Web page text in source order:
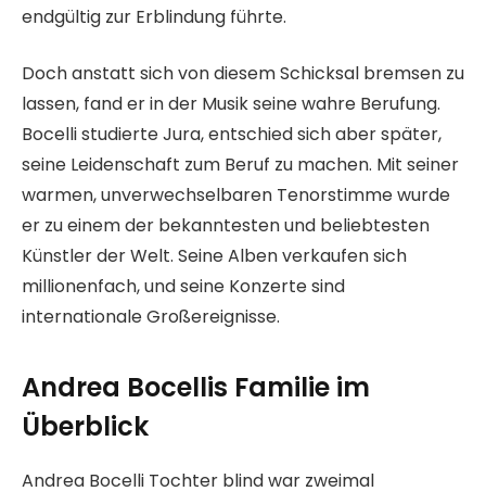
endgültig zur Erblindung führte.
Doch anstatt sich von diesem Schicksal bremsen zu
lassen, fand er in der Musik seine wahre Berufung.
Bocelli studierte Jura, entschied sich aber später,
seine Leidenschaft zum Beruf zu machen. Mit seiner
warmen, unverwechselbaren Tenorstimme wurde
er zu einem der bekanntesten und beliebtesten
Künstler der Welt. Seine Alben verkaufen sich
millionenfach, und seine Konzerte sind
internationale Großereignisse.
Andrea Bocellis Familie im
Überblick
Andrea Bocelli Tochter blind war zweimal